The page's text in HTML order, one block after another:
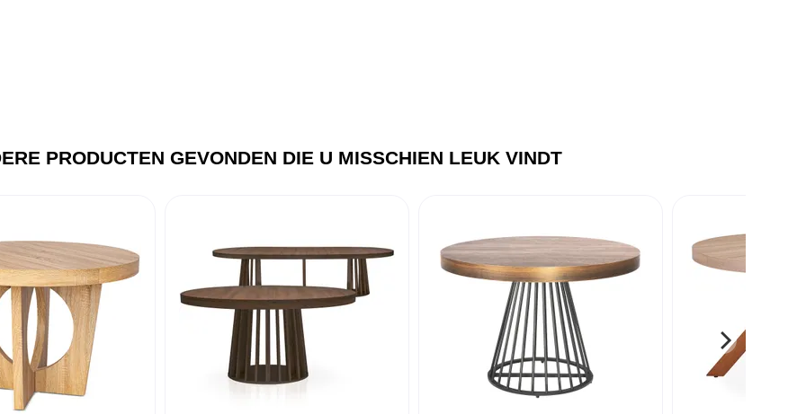
PRODUCTEN GEVONDEN DIE U MISSCHIEN LEUK VINDT